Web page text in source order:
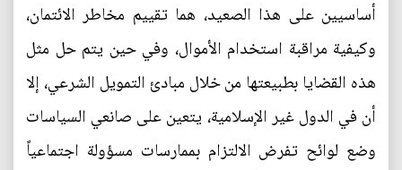
أساسيين على هذا الصعيد، هما تقييم مخاطر الائتمان،
وكيفية مراقبة استخدام الأموال، وفي حين يتم حل مثل
هذه القضايا بطبيعتها من خلال مبادئ التمويل الشرعي، إلا
أن في الدول غير الإسلامية، يتعين على صانعي السياسات
وضع لوائح تفرض الالتزام بممارسات مسؤولة اجتماعياً